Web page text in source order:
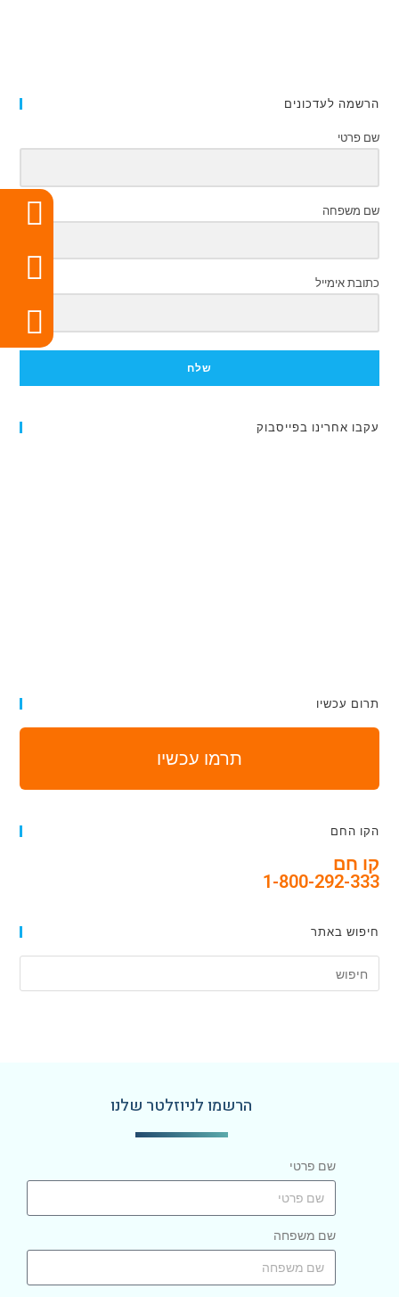
הרשמה לעדכונים
שם פרטי
שם משפחה
כתובת אימייל
שלח
עקבו אחרינו בפייסבוק
תרום עכשיו
תרמו עכשיו
הקו החם
קו חם
1-800-292-333
חיפוש באתר
הרשמו לניוזלטר שלנו
שם פרטי
שם משפחה